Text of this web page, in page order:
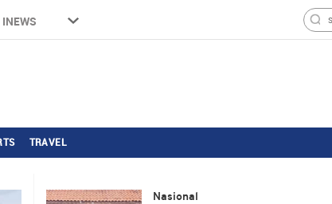
INEWS
TRAVEL
Nasional